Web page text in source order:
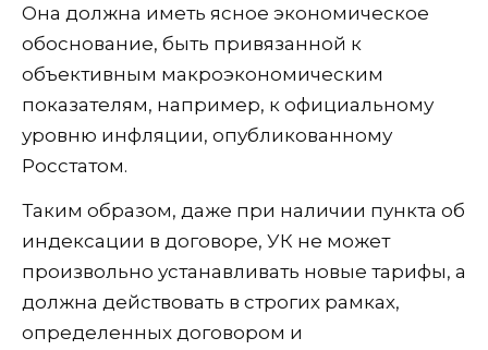
Она должна иметь ясное экономическое
обоснование, быть привязанной к
объективным макроэкономическим
показателям, например, к официальному
уровню инфляции, опубликованному
Росстатом.
Таким образом, даже при наличии пункта об
индексации в договоре, УК не может
произвольно устанавливать новые тарифы, а
должна действовать в строгих рамках,
определенных договором и